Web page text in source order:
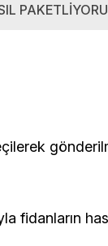
fidanların